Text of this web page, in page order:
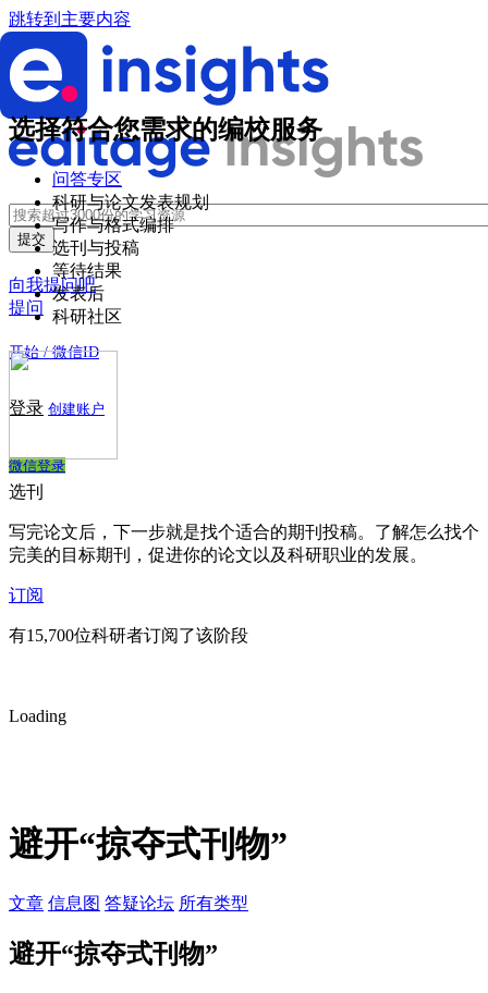
跳转到主要内容
向我提问吧
提问
开始 / 微信ID
登录 创建账户
微信登录
选择符合您需求的编校服务
问答专区
科研与论文发表规划
写作与格式编排
选刊与投稿
等待结果
发表后
科研社区
选刊
写完论文后，下一步就是找个适合的期刊投稿。了解怎么找个
完美的目标期刊，促进你的论文以及科研职业的发展。
订阅
有15,700位科研者订阅了该阶段
Loading
避开“掠夺式刊物”
文章 信息图 答疑论坛 所有类型
避开“掠夺式刊物”